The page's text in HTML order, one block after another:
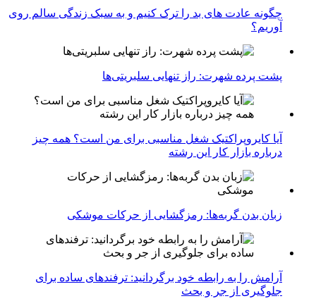
چگونه عادت‌ های بد را ترک کنیم و به سبک زندگی سالم روی
آوریم؟
پشت پرده شهرت: راز تنهایی سلبریتی‌ها
آیا کایروپراکتیک شغل مناسبی برای من است؟ همه چیز
درباره بازار کار این رشته
زبان بدن گربه‌ها: رمزگشایی از حرکات موشکی
آرامش را به رابطه خود برگردانید: ترفندهای ساده برای
جلوگیری از جر و بحث